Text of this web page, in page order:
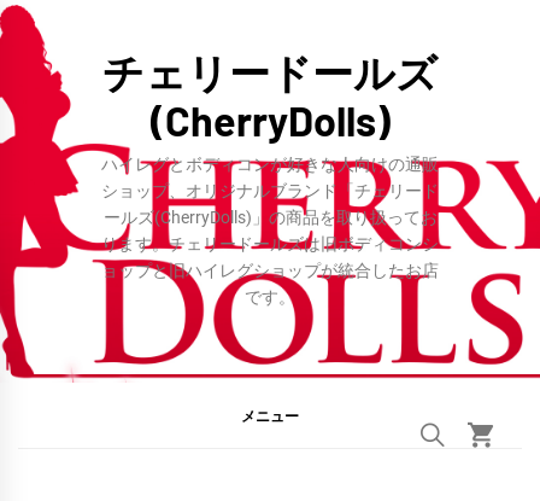
コ
ン
キ
ッ
プ
チェリードールズ
(CherryDolls)
ハイレグとボディコンが好きな人向けの通販
ショップ、オリジナルブランド「チェリード
ールズ(CherryDolls)」の商品を取り扱ってお
ります。チェリードールズは旧ボディコンシ
ョップと旧ハイレグショップが統合したお店
です。
メニュー